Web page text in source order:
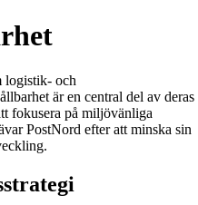
logistik- och
är en central del av deras
fokusera på miljövänliga
PostNord efter att minska sin